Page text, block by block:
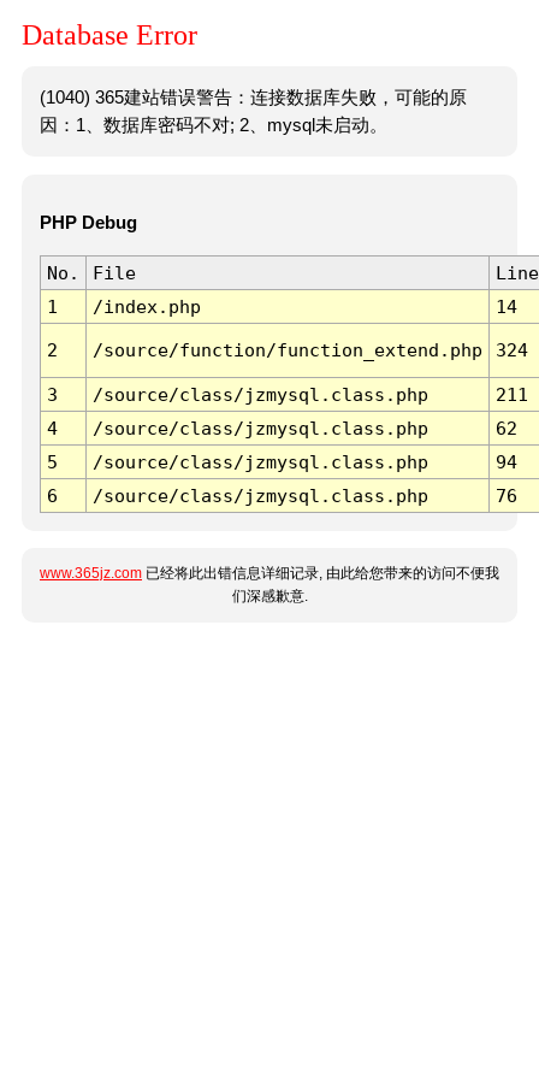
Database Error
(1040) 365建站错误警告：连接数据库失败，可能的原
因：1、数据库密码不对; 2、mysql未启动。
PHP Debug
No. File
Line
1
/index.php 14
2 /source/function/function_extend.php 324
3 /source/class/jzmysql.class.php
211
4
/source/class/jzmysql.class.php
62
5
/source/class/jzmysql.class.php
94
6
/source/class/jzmysql.class.php 76
www.365jz.com 已经将此出错信息详细记录, 由此给您带来的访问不便我
们深感歉意.